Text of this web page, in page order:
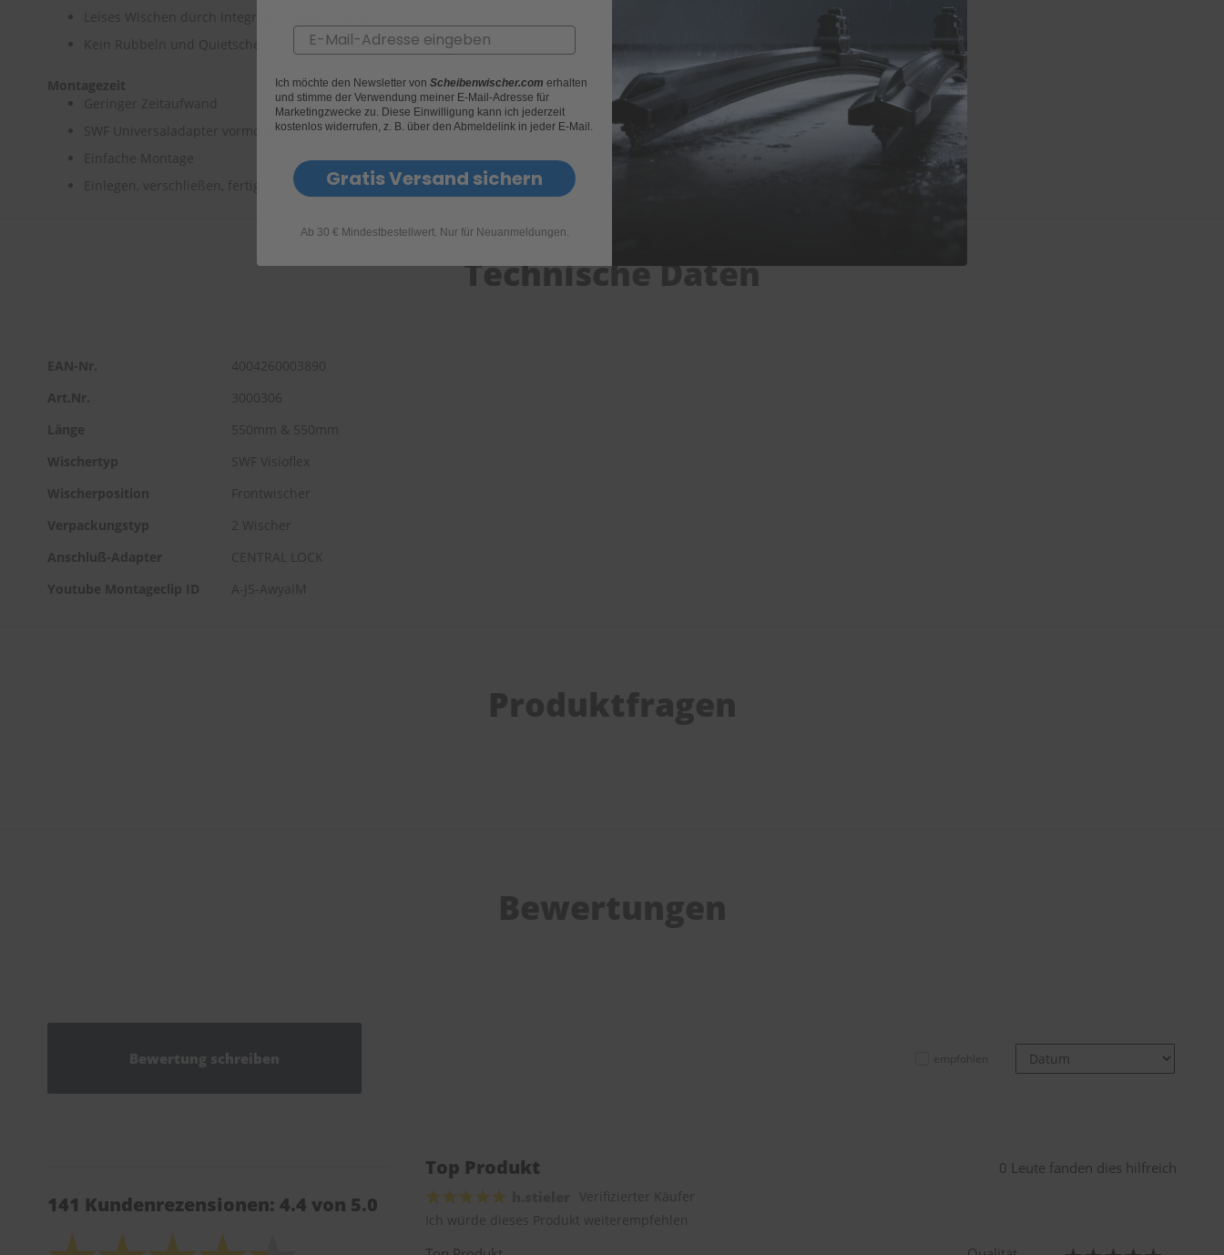
Leises Wischen durch integrierte Federschiene
Kein Rubbeln und Quietschen
Montagezeit
Geringer Zeitaufwand
SWF Universaladapter vormontiert
Einfache Montage
Einlegen, verschließen, fertig
Technische Daten
EAN-Nr.
4004260003890
Art.Nr.
3000306
Länge
550mm & 550mm
Wischertyp
SWF Visioflex
Wischerposition
Frontwischer
Verpackungstyp
2 Wischer
Anschluß-Adapter
CENTRAL LOCK
Youtube Montageclip ID
A-J5-AwyaiM
Produktfragen
Bewertungen
Bewertung schreiben
141 Kundenrezensionen: 4.4 von 5.0
Top Produkt
0 Leute fanden dies hilfreich
Verifizierter Käufer
Ich würde dieses Produkt weiterempfehlen
Email
Ich möchte den Newsletter von Scheibenwischer.com erhalten
und stimme der Verwendung meiner E-Mail-Adresse für
Marketingzwecke zu. Diese Einwilligung kann ich jederzeit
kostenlos widerrufen, z. B. über den Abmeldelink in jeder E-Mail.
Gratis Versand sichern
Ab 30 € Mindestbestellwert. Nur für Neuanmeldungen.